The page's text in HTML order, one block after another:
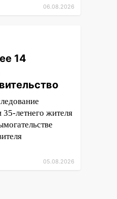
06.08.2026
14
летнего жителя
05.08.2026